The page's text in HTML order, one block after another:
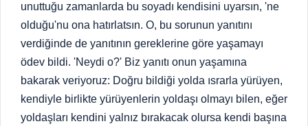
unuttuğu zamanlarda bu soyadı kendisini uyarsın, 'ne
olduğu'nu ona hatırlatsın. O, bu sorunun yanıtını
verdiğinde de yanıtının gereklerine göre yaşamayı
ödev bildi. 'Neydi o?' Biz yanıtı onun yaşamına
bakarak veriyoruz: Doğru bildiği yolda ısrarla yürüyen,
kendiyle birlikte yürüyenlerin yoldaşı olmayı bilen, eğer
yoldaşları kendini yalnız bırakacak olursa kendi başına